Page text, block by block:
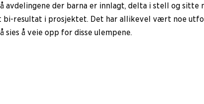
der barna er innlagt, delta i stell og sitte
bi-resultat i prosjektet. Det har allikevel vært noe
å veie opp for disse ulempene.